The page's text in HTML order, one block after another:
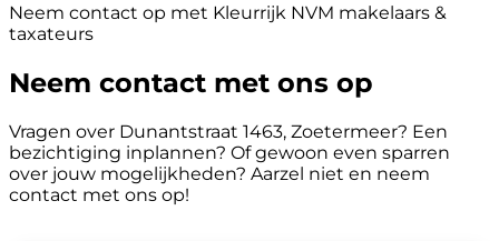
Neem contact op met Kleurrijk NVM makelaars &
taxateurs
Neem contact met ons op
Vragen over Dunantstraat 1463, Zoetermeer? Een
bezichtiging inplannen? Of gewoon even sparren
over jouw mogelijkheden? Aarzel niet en neem
contact met ons op!